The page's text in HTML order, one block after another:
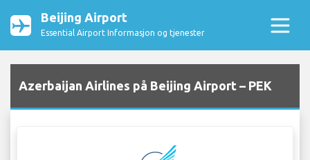
Beijing Airport
Essential Airport Informasjon og tjenester
Azerbaijan Airlines på Beijing Airport – PEK